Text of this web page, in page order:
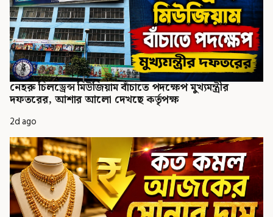
নেহরু চিলড্রেন্স মিউজিয়াম বাঁচাতে পদক্ষেপ মুখ্যমন্ত্রীর
দফতরের, আশার আলো দেখছে কর্তৃপক্ষ
2d ago